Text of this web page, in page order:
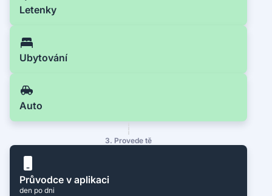
Letenky
Ubytování
Auto
3. Provede tě
Průvodce v aplikaci
den po dni